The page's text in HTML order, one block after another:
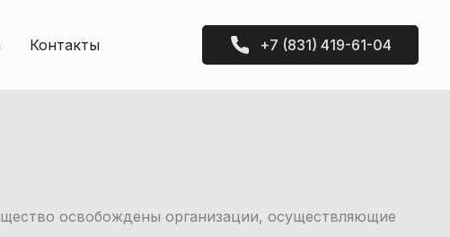
Контакты +7 (831) 419-61-04
освобождены организации, осуществляющие